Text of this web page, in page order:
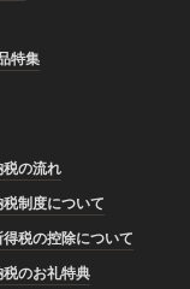
特集
の流れ
制度について
税の控除について
のお礼特典